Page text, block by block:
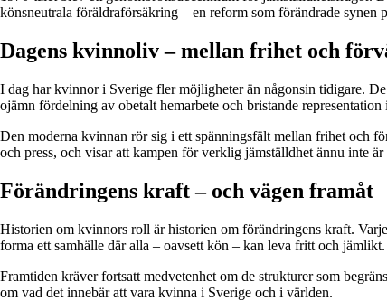
könsneutrala föräldraförsäkring – en reform som förändrade synen
Dagens kvinnoliv – mellan frihet och
I dag har kvinnor i Sverige fler möjligheter än någonsin tidigare.
ojämn fördelning av obetalt hemarbete och bristande
Den moderna kvinnan rör sig i ett spänningsfält mellan frihet och
och press, och visar att kampen för verklig jämställdhet ännu inte är
Förändringens kraft – och vägen framåt
Historien om kvinnors roll är historien om förändringens kraft.
forma ett samhälle där alla – oavsett kön – kan leva fritt och jämlikt.
Framtiden kräver fortsatt medvetenhet om de strukturer som
om vad det innebär att vara kvinna i Sverige och i världen.